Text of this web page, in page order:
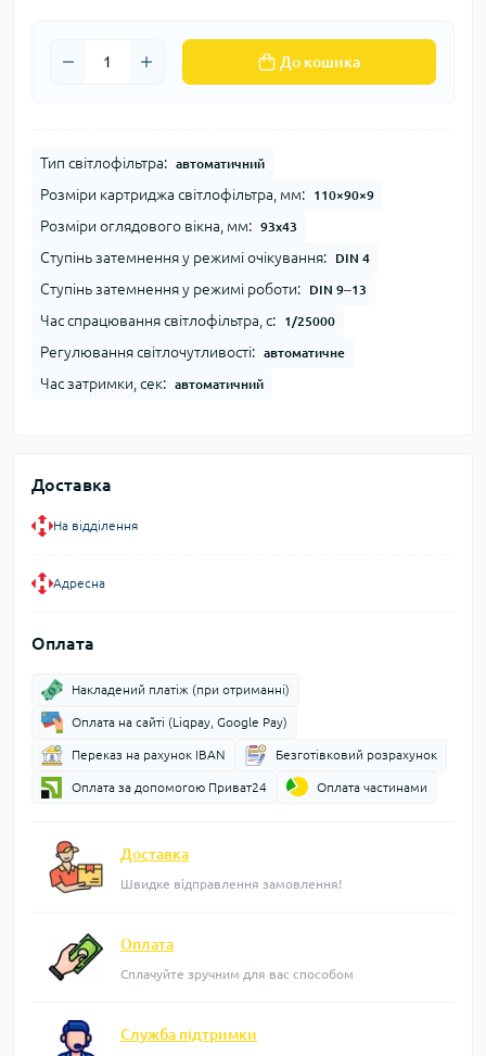
До кошика
Тип світлофільтра: автоматичний
Розміри картриджа світлофільтра, мм: 110×90×9
Розміри оглядового вікна, мм: 93х43
Ступінь затемнення у режимі очікування: DIN 4
Ступінь затемнення у режимі роботи: DIN 9‒13
Час спрацювання світлофільтра, с: 1/25000
Регулювання світлочутливості: автоматичне
Час затримки, сек: автоматичний
Доставка
На відділення
Адресна
Оплата
Накладений платіж (при отриманні)
Оплата на сайті (Liqpay, Google Pay)
Переказ на рахунок IBAN Безготівковий розрахунок
Оплата за допомогою Приват24 Оплата частинами
Доставка
Швидке відправлення замовлення!
Оплата
Сплачуйте зручним для вас способом
Служба підтримки